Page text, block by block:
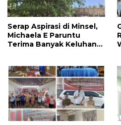
Serap Aspirasi di Minsel,
Michaela E Paruntu
Terima Banyak Keluhan